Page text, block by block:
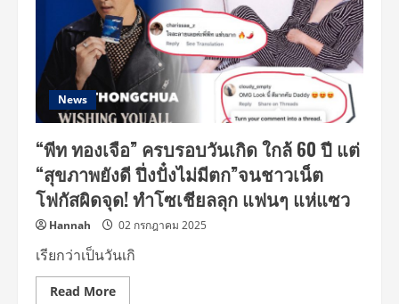
News
“พีท ทองเจือ” ครบรอบวันเกิด ใกล้ 60 ปี แต่
“สุขภาพยังดี ปึ่งปั๋งไม่มีตก”จนชาวเน็ต
โฟกัสผิดจุด! ทำโซเชียลลุก แฟนๆ แห่แซว
Hannah 02 กรกฎาคม 2025
เรียกว่าเป็นวันเกิ
Read MoreRead